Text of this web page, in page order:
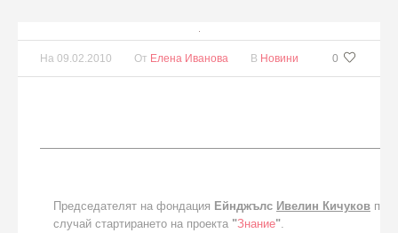
0
На 09.02.2010 От Елена Иванова В Новини
Председателят на фондация Ейнджълс Ивелин Кичуков
случай стартирането на проекта "Знание".